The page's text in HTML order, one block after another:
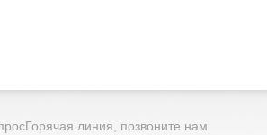
Горячая линия, позвоните нам